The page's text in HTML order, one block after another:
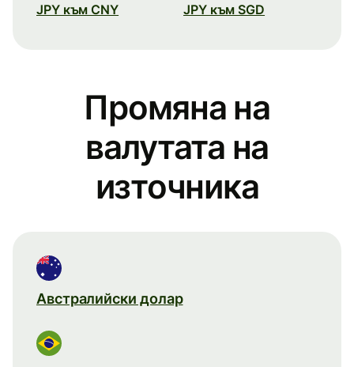
JPY към CNY JPY към SGD
Промяна на
валутата на
източника
Австралийски долар